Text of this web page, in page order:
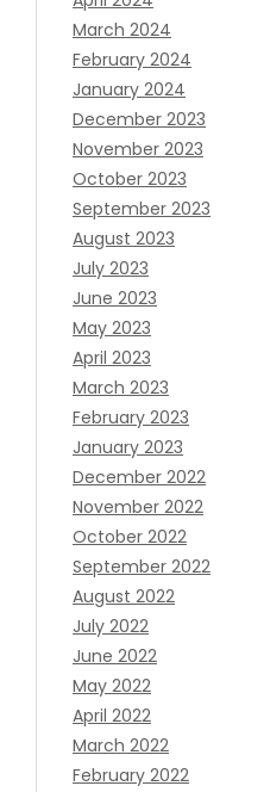
March 2024
February 2024
January 2024
December 2023
November 2023
October 2023
September 2023
August 2023
July 2023
June 2023
May 2023
April 2023
March 2023
February 2023
January 2023
December 2022
November 2022
October 2022
September 2022
August 2022
July 2022
June 2022
May 2022
April 2022
March 2022
February 2022